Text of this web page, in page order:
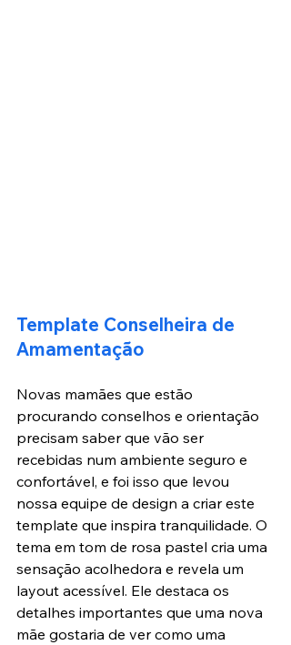
Template Conselheira de
Amamentação
Novas mamães que estão
procurando conselhos e orientação
precisam saber que vão ser
recebidas num ambiente seguro e
confortável, e foi isso que levou
nossa equipe de design a criar este
template que inspira tranquilidade. O
tema em tom de rosa pastel cria uma
sensação acolhedora e revela um
layout acessível. Ele destaca os
detalhes importantes que uma nova
mãe gostaria de ver como uma